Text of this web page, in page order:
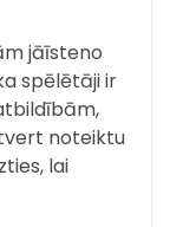
jāīsteno
spēlētāji ir
noteiktu
lai